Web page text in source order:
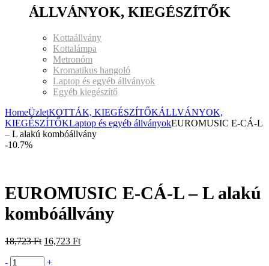
ÁLLVÁNYOK, KIEGÉSZÍTŐK
Kottaállvány
Kottalámpa
Metronóm
Kromatikus hangoló
Laptop és egyéb állványok
Egyéb kiegészítő
HomeÜzletKOTTÁK, KIEGÉSZÍTŐKÁLLVÁNYOK,
KIEGÉSZÍTŐKLaptop és egyéb állványokEUROMUSIC E-CÁ-L
– L alakú kombóállvány
-10.7%
EUROMUSIC E-CÁ-L – L alakú
kombóállvány
18,723Ft 16,723 Ft
- +